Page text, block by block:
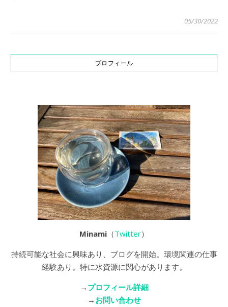
05/30/2022
プロフィール
Minami （Twitter）
持続可能な社会に興味あり、ブログを開始。環境関連の仕事
経験あり。特に水資源に関心があります。
→ プロフィール詳細
→ お問い合わせ